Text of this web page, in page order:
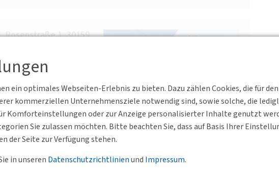
ein optimales Webseiten-Erlebnis zu bieten. Dazu zählen Cookies, die für
kommerziellen Unternehmensziele notwendig sind, sowie solche, die
Komforteinstellungen oder zur Anzeige personalisierter Inhalte genutzt
Sie zulassen möchten. Bitte beachten Sie, dass auf Basis Ihrer
der Seite zur Verfügung stehen.
in unseren Datenschutzrichtlinienund Impressum.
1, 30159
und
unter Sicherstellung